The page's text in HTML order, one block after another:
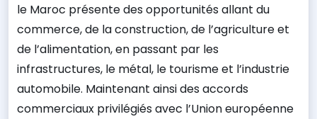
le Maroc présente des opportunités allant du
commerce, de la construction, de l’agriculture et
de l’alimentation, en passant par les
infrastructures, le métal, le tourisme et l’industrie
automobile. Maintenant ainsi des accords
commerciaux privilégiés avec l’Union européenne